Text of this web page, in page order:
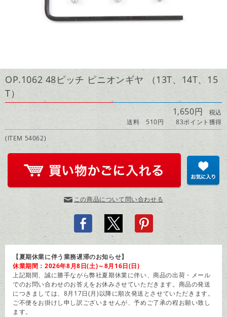
OP.1062 48ピッチ ピニオンギヤ （13T、14T、15
T）
1,650円税込
送料 510円
83ポイント獲得
(ITEM 54062)
この商品について問い合わせる
【夏期休業に伴う業務遅滞のお知らせ】
休業期間：2026年8月8日(土)～8月16日(日)
上記期間、誠に勝手ながら弊社夏期休業に伴い、商品の出荷・メール
でのお問い合わせのお答えをお休みさせていただきます。商品の発送
につきましては、8月17日(月)以降に順次発送とさせていただきます。
ご不便をお掛けし申し訳ございませんが、予めご了承の程お願い致し
ます。